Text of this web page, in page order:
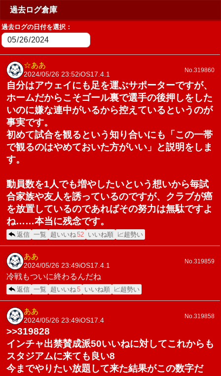
過去ログ倉庫
過去ログの日付を選択：
☆ああ
2024/05/26 23:52iOS17.4.1
No.319860
自分はアウェイにも足を運ぶサポーターですが、
ホームだからこそゴール裏で選手の後押しをした
いのに嫌な連中がいるから控えているというのが
事実です。
初めて試合を観るという知り合いにも「この一帯
で観るのはやめておいた方がいい」と説明をしま
す。
動員数を1人でも増やしたいという想いから毎試
合家族や友人を誘っているのですが、クラブが癌
を放置しているのであればその努力は無駄ですよ
ね……本当に残念です。
返信 一覧 超いいね52 いいね順 📈超勢い
ああ
2024/05/26 23:49iOS17.4.1
No.319859
冷戦もついに終わるんだね
返信 一覧 超いいね5 いいね順 📈超勢い
ああ
2024/05/26 23:49iOS17.4
No.319858
>>319828
インチャ出禁賛成派50いいねに対してこれからも
スタジアムに来ても良い8
今までやりたい放題して来た結果がこの数字だ